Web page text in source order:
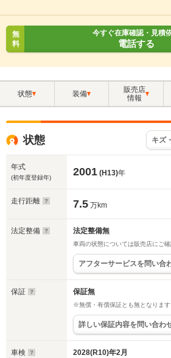
無
料
今すぐ在庫確認・見積
電話する
状態 装備
販売店
情報
状態 キズ
年式
(初年度登録年) 2001 (H13)年
走行距離 7.5 万km
法定整備 法定整備無
車両の状態については販売店にご確
アフターサービスを問い合
保証 保証無
※無償・有償保証とも無となります
詳しい保証内容を問い合わ
車検 2028(R10)年2月